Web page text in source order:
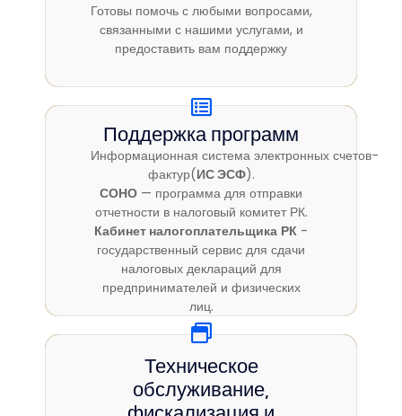
Готовы помочь с любыми вопросами,
связанными с нашими услугами, и
предоставить вам поддержку
Готовы помочь с любыми вопросами,
связанными с нашими услугами, и
предоставить вам поддержку
Поддержка программ
Информационная система электронных счетов-
фактур(ИС ЭСФ).
СОНО — программа для отправки
отчетности в налоговый комитет РК.
Кабинет налогоплательщика РК -
государственный сервис для сдачи
налоговых деклараций для
предпринимателей и физических
лиц.
Поддержка программ
Информационная система электронных счетов-
фактур(ИС ЭСФ).
СОНО — программа для отправки
отчетности в налоговый комитет РК.
Кабинет налогоплательщика РК -
государственный сервис для сдачи
налоговых деклараций для
предпринимателей и физических
лиц.
Техническое
обслуживание,
Техническое
обслуживание,
фискализация и продажа